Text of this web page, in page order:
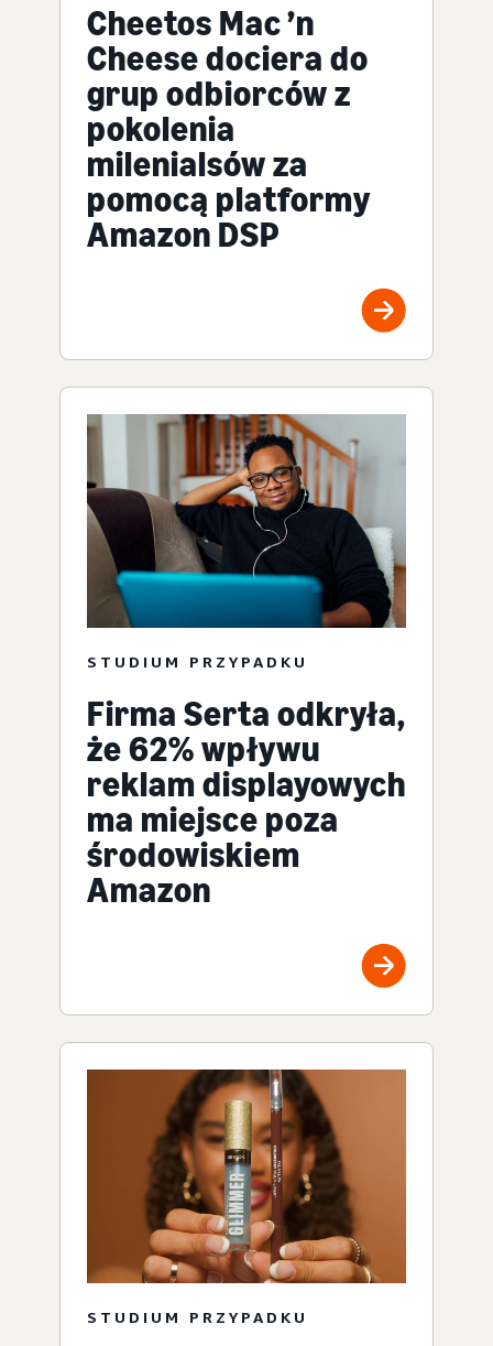
Cheetos Mac ’n
Cheese dociera do
grup odbiorców z
pokolenia
milenialsów za
pomocą platformy
Amazon DSP
STUDIUM PRZYPADKU
Firma Serta odkryła,
że 62% wpływu
reklam displayowych
ma miejsce poza
środowiskiem
Amazon
STUDIUM PRZYPADKU